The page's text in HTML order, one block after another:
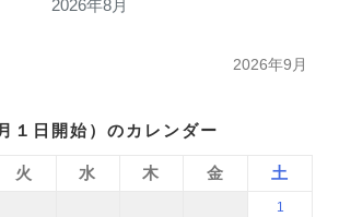
2026年8月
2026年9月
１日開始）のカレンダー
火 水 木 金 土
1